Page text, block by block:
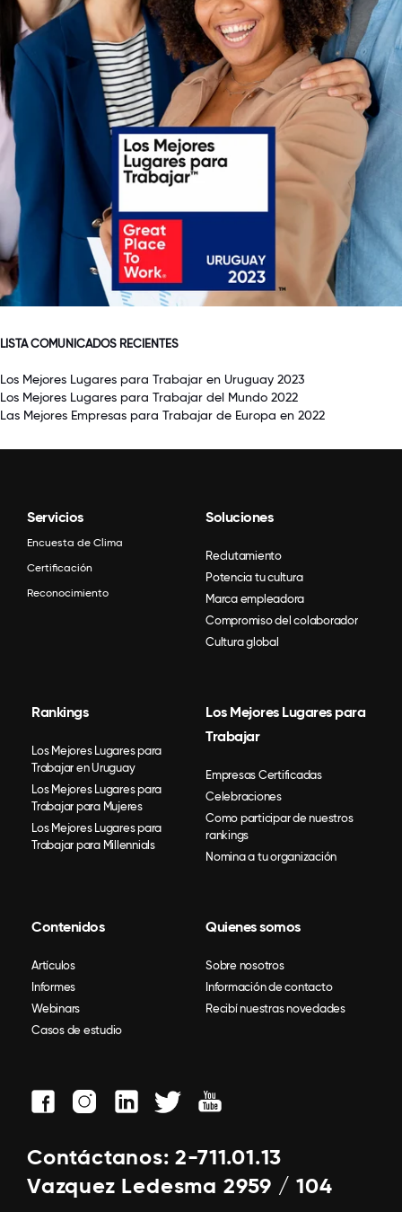
LISTA COMUNICADOS RECIENTES
Los Mejores Lugares para Trabajar en Uruguay 2023
Los Mejores Lugares para Trabajar del Mundo 2022
Las Mejores Empresas para Trabajar de Europa en 2022
Servicios
Encuesta de Clima
Certificación
Reconocimiento
Soluciones
Reclutamiento
Potencia tu cultura
Marca empleadora
Compromiso del colaborador
Cultura global
Rankings
Los Mejores Lugares para
Trabajar en Uruguay
Los Mejores Lugares para
Trabajar para Mujeres
Los Mejores Lugares para
Trabajar para Millennials
Los Mejores Lugares para
Trabajar
Empresas Certificadas
Celebraciones
Como participar de nuestros
rankings
Nomina a tu organización
Contenidos
Artículos
Informes
Webinars
Casos de estudio
Quienes somos
Sobre nosotros
Información de contacto
Recibí nuestras novedades
Contáctanos: 2-711.01.13
Vazquez Ledesma 2959 / 104